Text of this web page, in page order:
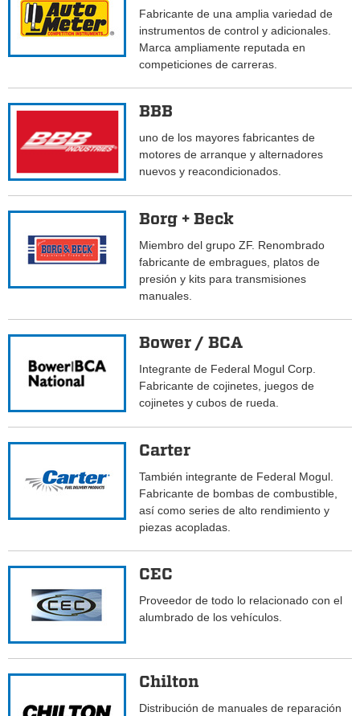
Fabricante de una amplia variedad de
instrumentos de control y adicionales.
Marca ampliamente reputada en
competiciones de carreras.
BBB
uno de los mayores fabricantes de
motores de arranque y alternadores
nuevos y reacondicionados.
Borg + Beck
Miembro del grupo ZF. Renombrado
fabricante de embragues, platos de
presión y kits para transmisiones
manuales.
Bower / BCA
Integrante de Federal Mogul Corp.
Fabricante de cojinetes, juegos de
cojinetes y cubos de rueda.
Carter
También integrante de Federal Mogul.
Fabricante de bombas de combustible,
así como series de alto rendimiento y
piezas acopladas.
CEC
Proveedor de todo lo relacionado con el
alumbrado de los vehículos.
Chilton
Distribución de manuales de reparación